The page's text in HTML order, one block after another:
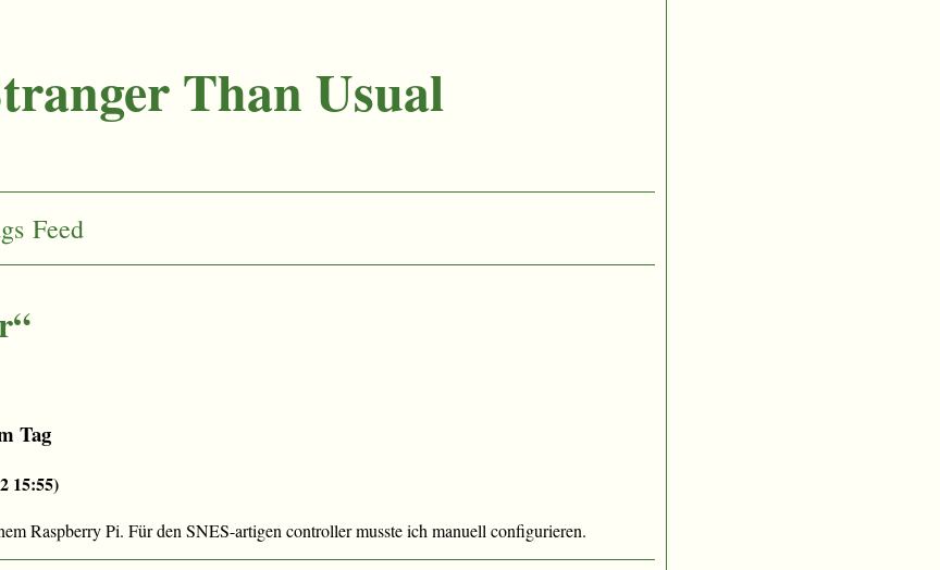
Than Usual
Feed
Tag
15:55)
Raspberry Pi. Für den SNES-artigen controller musste ich manuell configurieren.